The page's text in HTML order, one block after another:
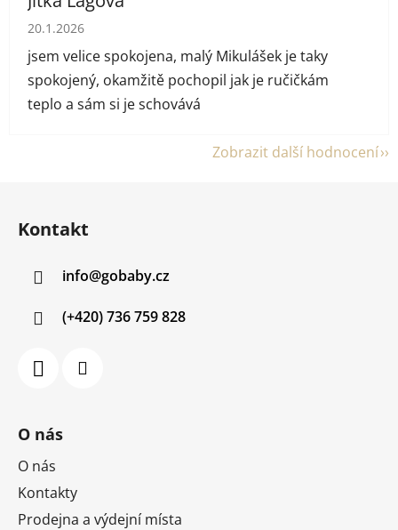
Hodnocení obchodu je 5 z 5 hvězdiček.
20.1.2026
jsem velice spokojena, malý Mikulášek je taky
spokojený, okamžitě pochopil jak je ručičkám
teplo a sám si je schovává
Zobrazit další hodnocení
Kontakt
info@gobaby.cz
(+420) 736 759 828
O nás
O nás
Kontakty
Prodejna a výdejní místa